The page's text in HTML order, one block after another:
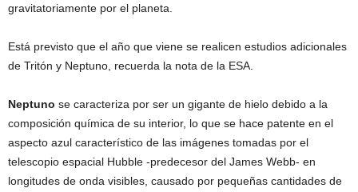
gravitatoriamente por el planeta.
Está previsto que el año que viene se realicen estudios adicionales
de Tritón y Neptuno, recuerda la nota de la ESA.
Neptuno se caracteriza por ser un gigante de hielo debido a la
composición química de su interior, lo que se hace patente en el
aspecto azul característico de las imágenes tomadas por el
telescopio espacial Hubble -predecesor del James Webb- en
longitudes de onda visibles, causado por pequeñas cantidades de